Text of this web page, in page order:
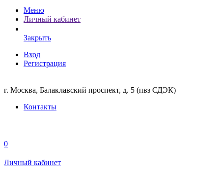
Меню
Личный кабинет
Закрыть
Вход
Регистрация
г. Москва, Балаклавский проспект, д. 5 (пвз СДЭК)
Контакты
0
Личный кабинет